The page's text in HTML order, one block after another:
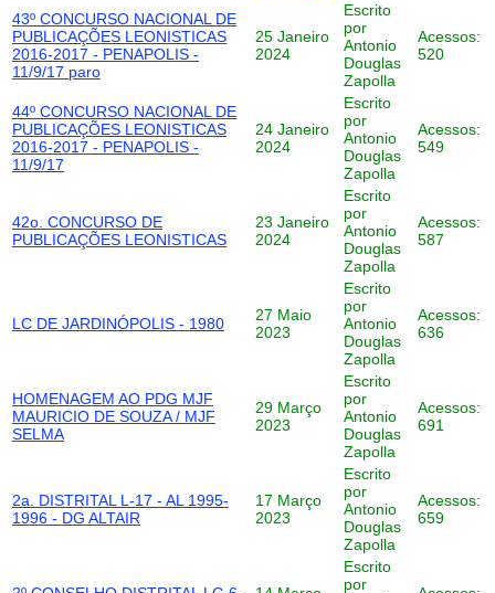
43º CONCURSO NACIONAL DE
PUBLICAÇÕES LEONISTICAS
2016-2017 - PENAPOLIS -
11/9/17 paro
25 Janeiro
2024
Escrito
por
Antonio
Douglas
Zapolla
Acessos:
520
44º CONCURSO NACIONAL DE
PUBLICAÇÕES LEONISTICAS
2016-2017 - PENAPOLIS -
11/9/17
24 Janeiro
2024
Escrito
por
Antonio
Douglas
Zapolla
Acessos:
549
42o. CONCURSO DE
PUBLICAÇÕES LEONISTICAS
23 Janeiro
2024
Escrito
por
Antonio
Douglas
Zapolla
Acessos:
587
LC DE JARDINÓPOLIS - 1980
27 Maio
2023
Escrito
por
Antonio
Douglas
Zapolla
Acessos:
636
HOMENAGEM AO PDG MJF
MAURICIO DE SOUZA / MJF
SELMA
29 Março
2023
Escrito
por
Antonio
Douglas
Zapolla
Acessos:
691
2a. DISTRITAL L-17 - AL 1995-
1996 - DG ALTAIR
17 Março
2023
Escrito
por
Antonio
Douglas
Zapolla
Acessos:
659
Escrito
por